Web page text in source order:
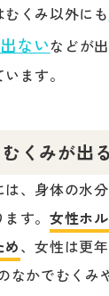
くみ以外にも
ないなどが
ます。
くみが出
、身体の水
ます。女性ホ
、女性は更
なかでむくみ